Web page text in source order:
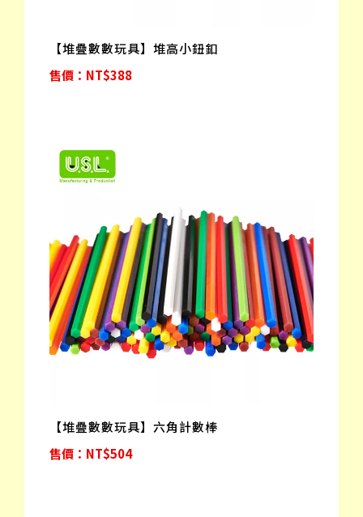
【堆疊數數玩具】堆高小鈕釦
售價：NT$388
【堆疊數數玩具】六角計數棒
售價：NT$504